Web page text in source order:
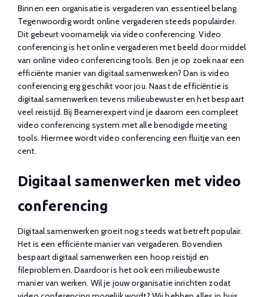
Binnen een organisatie is vergaderen van essentieel belang.
Tegenwoordig wordt online vergaderen steeds populairder.
Dit gebeurt voornamelijk via video conferencing. Video
conferencing is het online vergaderen met beeld door middel
van online video conferencing tools. Ben je op zoek naar een
efficiënte manier van digitaal samenwerken? Dan is video
conferencing erg geschikt voor jou. Naast de efficiëntie is
digitaal samenwerken tevens milieubewuster en het bespaart
veel reistijd. Bij Beamerexpert vind je daarom een compleet
video conferencing system met alle benodigde meeting
tools. Hiermee wordt video conferencing een fluitje van een
cent.
Digitaal samenwerken met video
conferencing
Digitaal samenwerken groeit nog steeds wat betreft populair.
Het is een efficiënte manier van vergaderen. Bovendien
bespaart digitaal samenwerken een hoop reistijd en
fileproblemen. Daardoor is het ook een milieubewuste
manier van werken. Wil je jouw organisatie inrichten zodat